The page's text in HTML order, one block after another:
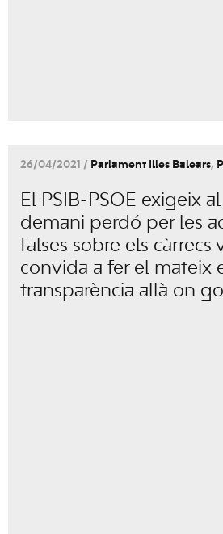
26/04/2021 / Parlament Illes Balears,
El PSIB-PSOE exigeix
demani perdó per les
falses sobre els càrrecs
convida a fer el mateix
transparència allà on